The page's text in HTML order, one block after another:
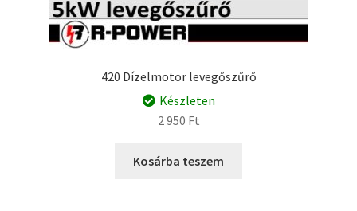
420 Dízelmotor levegőszűrő
Készleten
2 950 Ft
Kosárba teszem